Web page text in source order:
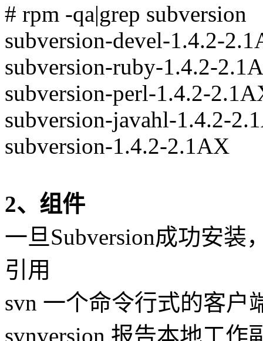
# rpm -qa|grep subversion
subversion-devel-1.4.2-
subversion-ruby-1.4.2-
subversion-perl-1.4.2-
subversion-javahl-1.4.2-
subversion-1.4.2-2.1AX
2、组件
一旦Subversion成功安装
引用
svn 一个命令行式的客户
svnversion 报告本地工